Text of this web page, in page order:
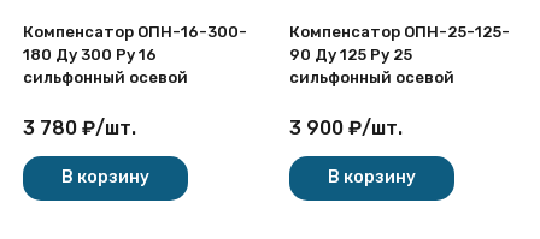
Компенсатор ОПН-16-300-
180 Ду 300 Ру 16
сильфонный осевой
3 780 ₽/шт.
В корзину
Компенсатор ОПН-25-125-
90 Ду 125 Ру 25
сильфонный осевой
3 900 ₽/шт.
В корзину